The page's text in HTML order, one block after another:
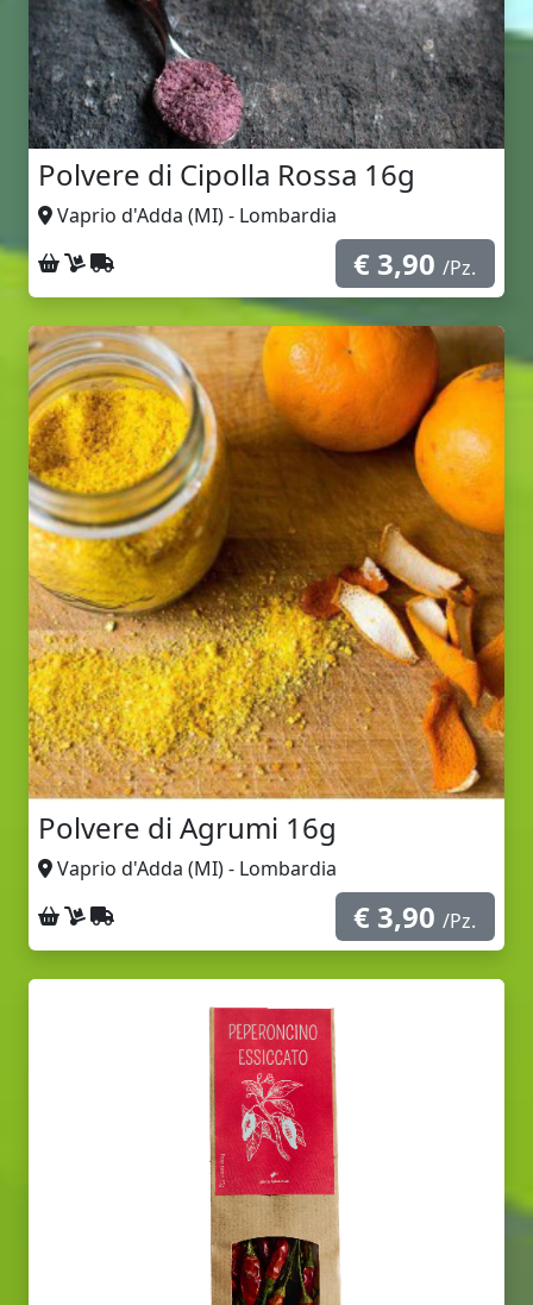
Polvere di Cipolla Rossa 16g
Vaprio d'Adda (MI) - Lombardia
Ritiro sul posto
Consegna a domicilio
Spedizione con corriere € 3,90/Pz.
Polvere di Agrumi 16g
Vaprio d'Adda (MI) - Lombardia
Ritiro sul posto
Consegna a domicilio
Spedizione con corriere € 3,90/Pz.